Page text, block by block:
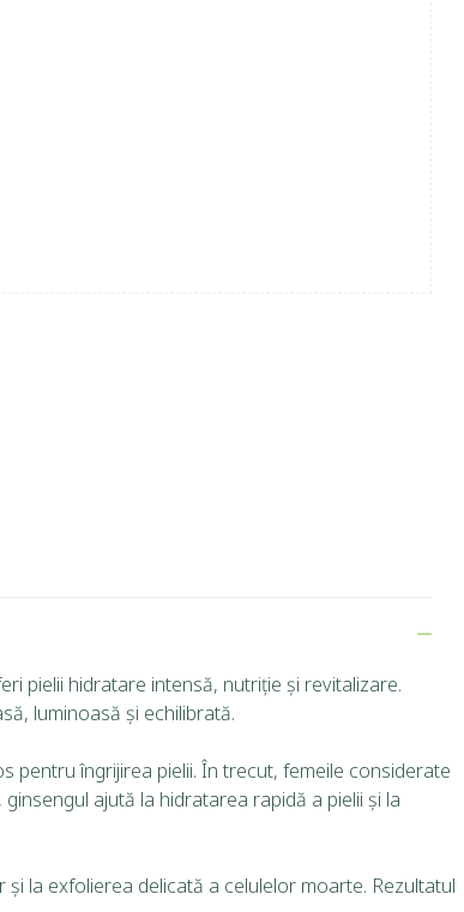
pielii hidratare intensă, nutriție și revitalizare.
luminoasă și echilibrată.
pentru îngrijirea pielii. În trecut, femeile considerate
, ginsengul ajută la hidratarea rapidă a pielii și la
la exfolierea delicată a celulelor moarte. Rezultatul